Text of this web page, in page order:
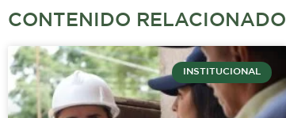
CONTENIDO RELACIONADO
INSTITUCIONAL